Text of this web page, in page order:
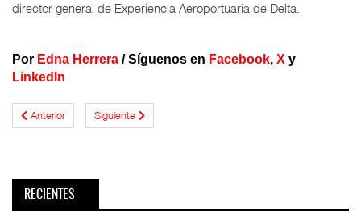
director general de Experiencia Aeroportuaria de Delta.
Por Edna Herrera /Síguenos en Facebook, X y
LinkedIn
Anterior Siguiente
RECIENTES